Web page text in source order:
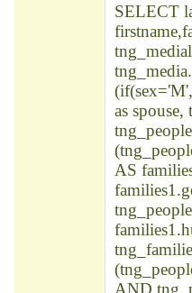
SELECT
as
AS
AND